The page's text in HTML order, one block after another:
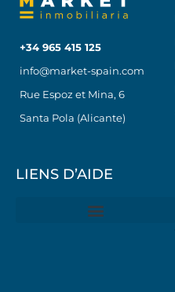
+34 965 415 125
info@market-spain.com
Rue Espoz et Mina, 6
Santa Pola (Alicante)
LIENS D’AIDE